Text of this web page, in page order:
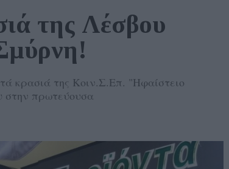
της Λέσβου
κρασιά της Κοιν.Σ.Επ. "Ηφαίστειο
στην πρωτεύουσα